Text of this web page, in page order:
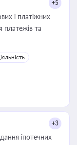
+5
і платіжних
+3
іпотечних